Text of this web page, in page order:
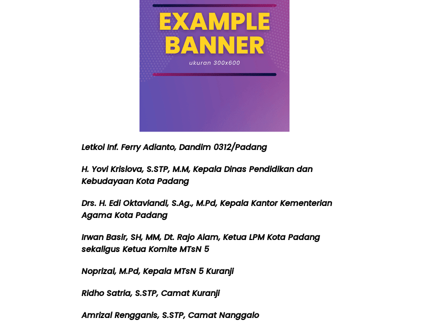
Letkol Inf. Ferry Adianto, Dandim 0312/Padang
H. Yovi Krislova, S.STP, M.M, Kepala Dinas Pendidikan dan
Kebudayaan Kota Padang
Drs. H. Edi Oktaviandi, S.Ag., M.Pd, Kepala Kantor Kementerian
Agama Kota Padang
Irwan Basir, SH, MM, Dt. Rajo Alam, Ketua LPM Kota Padang
sekaligus Ketua Komite MTsN 5
Noprizal, M.Pd, Kepala MTsN 5 Kuranji
Ridho Satria, S.STP, Camat Kuranji
Amrizal Rengganis, S.STP, Camat Nanggalo